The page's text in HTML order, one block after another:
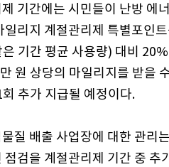
기간에는 시민들이 난방 에
일리지 계절관리제 특별포인
기간 평균 사용량) 대비
원 상당의 마일리지를 받을
추가 지급될 예정이다.
질 배출 사업장에 대한 관리
점검을 계절관리제 기간 중 추